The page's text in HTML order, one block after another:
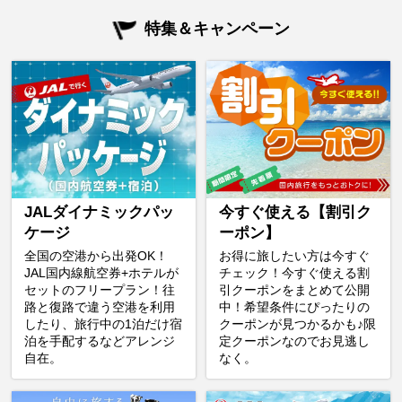
特集＆キャンペーン
JALダイナミックパッ
ケージ
全国の空港から出発OK！
JAL国内線航空券+ホテルが
セットのフリープラン！往
路と復路で違う空港を利用
したり、旅行中の1泊だけ宿
泊を手配するなどアレンジ
自在。
今すぐ使える【割引ク
ーポン】
お得に旅したい方は今すぐ
チェック！今すぐ使える割
引クーポンをまとめて公開
中！希望条件にぴったりの
クーポンが見つかるかも♪限
定クーポンなのでお見逃し
なく。